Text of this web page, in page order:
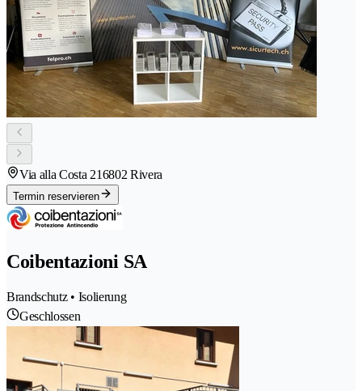
Via alla Costa 216802 Rivera
Termin reservieren
Coibentazioni SA
Brandschutz • Isolierung
Geschlossen